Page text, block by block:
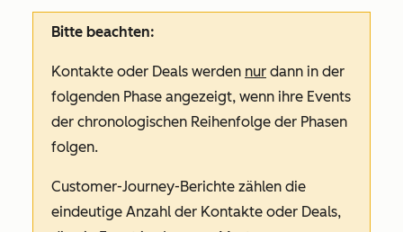
Bitte beachten:
Kontakte oder Deals werden nur dann in der
folgenden Phase angezeigt, wenn ihre Events
der chronologischen Reihenfolge der Phasen
folgen.
Customer-Journey-Berichte zählen die
eindeutige Anzahl der Kontakte oder Deals,